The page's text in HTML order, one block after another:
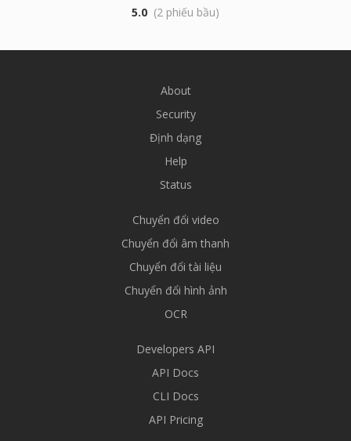
5.0 (2 phiếu bầu)
About
Security
Định dạng
Help
Status
Chuyển đổi video
Chuyển đổi âm thanh
Chuyển đổi tài liệu
Chuyển đổi hình ảnh
OCR
Developers API
API Docs
CLI Docs
API Pricing